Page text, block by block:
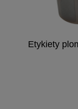
Etykiety